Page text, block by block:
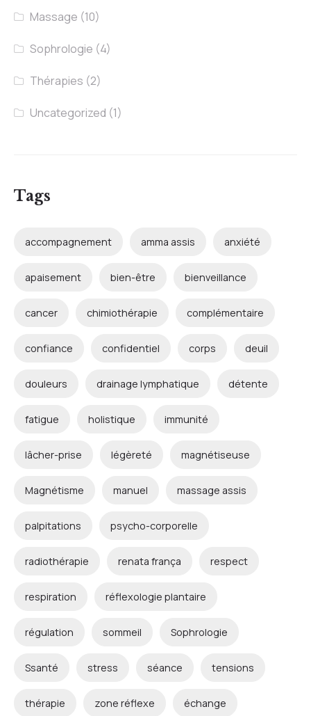
Massage (10)
Sophrologie (4)
Thérapies (2)
Uncategorized (1)
Tags
accompagnement amma assis anxiété
apaisement bien-être bienveillance
cancer chimiothérapie complémentaire
confiance confidentiel corps deuil
douleurs drainage lymphatique détente
fatigue holistique immunité
lâcher-prise légèreté magnétiseuse
Magnétisme manuel massage assis
palpitations psycho-corporelle
radiothérapie renata frança respect
respiration réflexologie plantaire
régulation sommeil Sophrologie
Ssanté stress séance tensions
thérapie zone réflexe échange